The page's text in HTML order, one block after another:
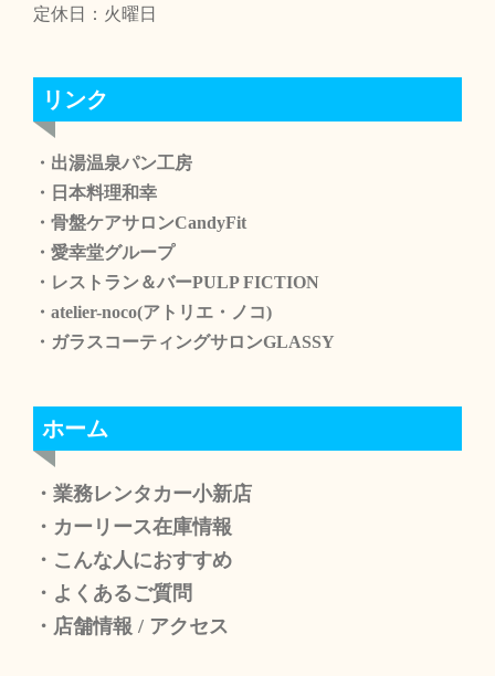
定休日：火曜日
リンク
・出湯温泉パン工房
・日本料理和幸
・骨盤ケアサロンCandyFit
・愛幸堂グループ
・レストラン＆バーPULP FICTION
・atelier-noco(アトリエ・ノコ)
・ガラスコーティングサロンGLASSY
ホーム
・業務レンタカー小新店
・カーリース在庫情報
・こんな人におすすめ
・よくあるご質問
・店舗情報 / アクセス